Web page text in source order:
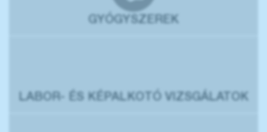
GYÓGYSZEREK
LABOR- ÉS KÉPALKOTÓ VIZSGÁLATOK